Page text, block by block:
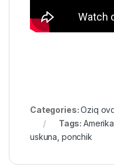
Categories:Oziq
Tags:
uskuna ponchik